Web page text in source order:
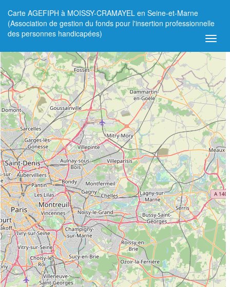
Carte AGEFIPH à MOISSY-CRAMAYEL en Seine-et-Marne
(Association de gestion du fonds pour l'insertion professionnelle
des personnes handicapées)
+
−